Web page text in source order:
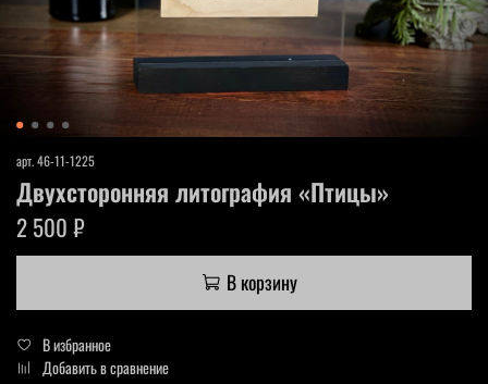
арт.46-11-1225
Двухсторонняя литография «Птицы»
2 500 ₽
В корзину
В избранное
Добавить в сравнение